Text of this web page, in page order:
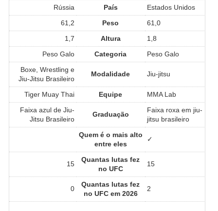
Rússia País
Estados Unidos
61,2
Peso
61,0
1,7
Altura
1,8
Peso Galo
Categoria
Peso Galo
Boxe, Wrestling e
Jiu-Jitsu Brasileiro
Modalidade Jiu-jitsu
Tiger Muay Thai Equipe
MMA Lab
Faixa azul de Jiu-
Jitsu Brasileiro
Graduação
Faixa roxa em jiu-
jitsu brasileiro
Quem é o mais alto
entre eles
✓
15
Quantas lutas fez
no UFC
15
0
Quantas lutas fez
no UFC em 2026
2